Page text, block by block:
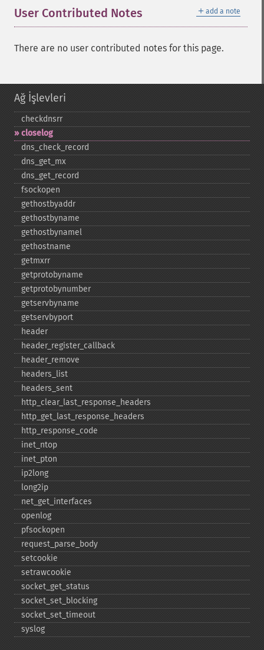
＋ add a note
User Contributed Notes
There are no user contributed notes for this page.
Ağ İşlevleri
checkdnsrr
closelog
dns_​check_​record
dns_​get_​mx
dns_​get_​record
fsockopen
gethostbyaddr
gethostbyname
gethostbynamel
gethostname
getmxrr
getprotobyname
getprotobynumber
getservbyname
getservbyport
header
header_​register_​callback
header_​remove
headers_​list
headers_​sent
http_​clear_​last_​response_​headers
http_​get_​last_​response_​headers
http_​response_​code
inet_​ntop
inet_​pton
ip2long
long2ip
net_​get_​interfaces
openlog
pfsockopen
request_​parse_​body
setcookie
setrawcookie
socket_​get_​status
socket_​set_​blocking
socket_​set_​timeout
syslog